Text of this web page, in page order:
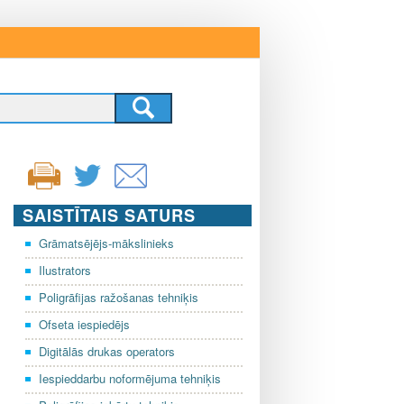
SAISTĪTAIS SATURS
Grāmatsējējs-mākslinieks
Ilustrators
Poligrāfijas ražošanas tehniķis
Ofseta iespiedējs
Digitālās drukas operators
Iespieddarbu noformējuma tehniķis